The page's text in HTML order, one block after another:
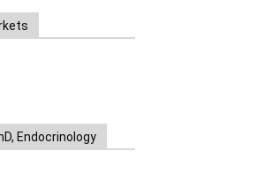
Endocrinology